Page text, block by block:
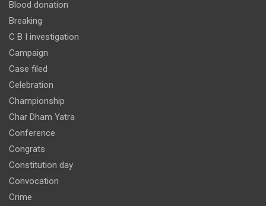
Blood donation
Breaking
C B I investigation
Campaign
Case filed
Celebration
Championship
Char Dham Yatra
Conference
Congrats
Constitution day
Convocation
Crime